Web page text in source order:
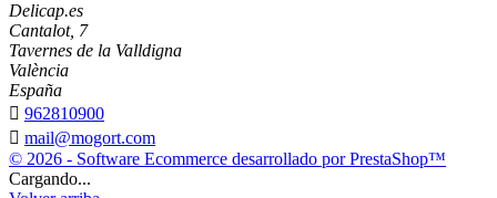
Delicap.es
Cantalot, 7
Tavernes de la Valldigna
València
España
 962810900
 mail@mogort.com
© 2026 - Software Ecommerce desarrollado por PrestaShop™
Cargando...